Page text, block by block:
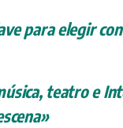
para elegir
teatro e